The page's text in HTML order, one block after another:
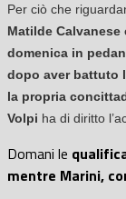
Per ciò che
Matilde Calvanese
domenica in
dopo aver battuto
la propria
Volpi ha di diritto
Domani le
mentre Marini,